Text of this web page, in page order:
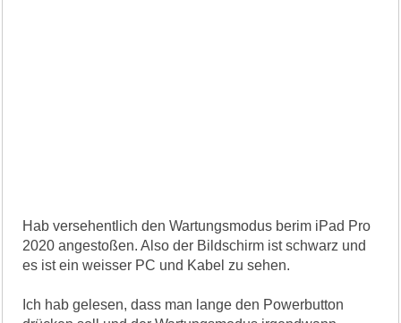
Hab versehentlich den Wartungsmodus berim iPad Pro
2020 angestoßen. Also der Bildschirm ist schwarz und
es ist ein weisser PC und Kabel zu sehen.
Ich hab gelesen, dass man lange den Powerbutton